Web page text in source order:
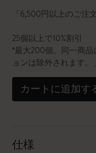
「6,500円以上のご注
25個以上で10%割引
*最大200個。同一商
ョンは除外されます。」
カートに追加す
仕様